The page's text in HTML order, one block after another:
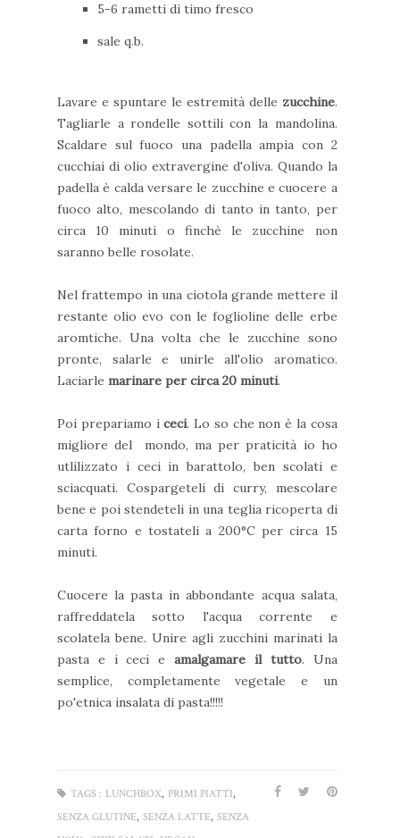
5-6 rametti di timo fresco
sale q.b.
Lavare e spuntare le estremità delle zucchine.
Tagliarle a rondelle sottili con la mandolina.
Scaldare sul fuoco una padella ampia con 2
cucchiai di olio extravergine d'oliva. Quando la
padella è calda versare le zucchine e cuocere a
fuoco alto, mescolando di tanto in tanto, per
circa 10 minuti o finchè le zucchine non
saranno belle rosolate.
Nel frattempo in una ciotola grande mettere il
restante olio evo con le foglioline delle erbe
aromtiche. Una volta che le zucchine sono
pronte, salarle e unirle all'olio aromatico.
Laciarle marinare per circa 20 minuti.
Poi prepariamo iceci. Lo so che non è la cosa
migliore del mondo, ma per praticità io ho
utlilizzato i ceci in barattolo, ben scolati e
sciacquati. Cospargeteli di curry, mescolare
bene e poi stendeteli in una teglia ricoperta di
carta forno e tostateli a 200°C per circa 15
minuti.
Cuocere la pasta in abbondante acqua salata,
raffreddatela sotto l'acqua corrente e
scolatela bene. Unire agli zucchini marinati la
pasta e i ceci eamalgamare il tutto. Una
semplice, completamente vegetale e un
po'etnica insalata di pasta!!!!!
TAGS : LUNCHBOX, PRIMI PIATTI,
SENZA GLUTINE, SENZA LATTE, SENZA